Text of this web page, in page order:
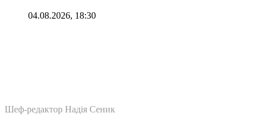
04.08.2026, 18:30
Шеф-редактор Надія Сеник